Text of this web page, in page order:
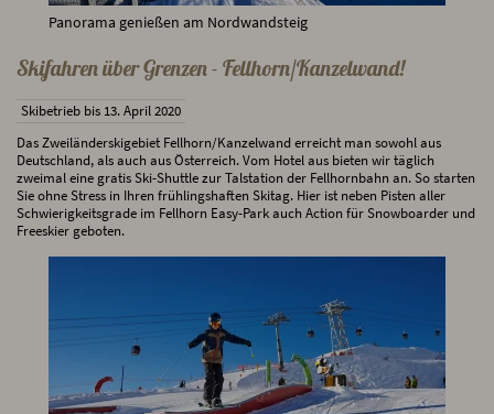
Panorama genießen am Nordwandsteig
Skifahren über Grenzen - Fellhorn/Kanzelwand!
Skibetrieb bis 13. April 2020
Das Zweiländerskigebiet Fellhorn/Kanzelwand erreicht man sowohl aus
Deutschland, als auch aus Österreich. Vom Hotel aus bieten wir täglich
zweimal eine gratis Ski-Shuttle zur Talstation der Fellhornbahn an. So starten
Sie ohne Stress in Ihren frühlingshaften Skitag. Hier ist neben Pisten aller
Schwierigkeitsgrade im Fellhorn Easy-Park auch Action für Snowboarder und
Freeskier geboten.